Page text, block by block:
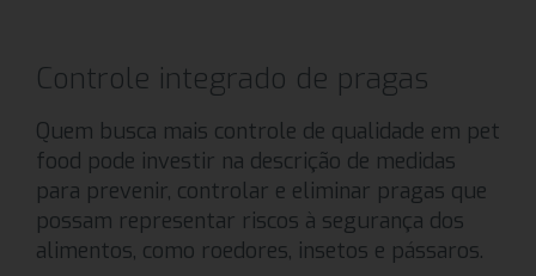
Controle integrado de pragas
Quem busca mais controle de qualidade em pet
food pode investir na descrição de medidas
para prevenir, controlar e eliminar pragas que
possam representar riscos à segurança dos
alimentos, como roedores, insetos e pássaros.